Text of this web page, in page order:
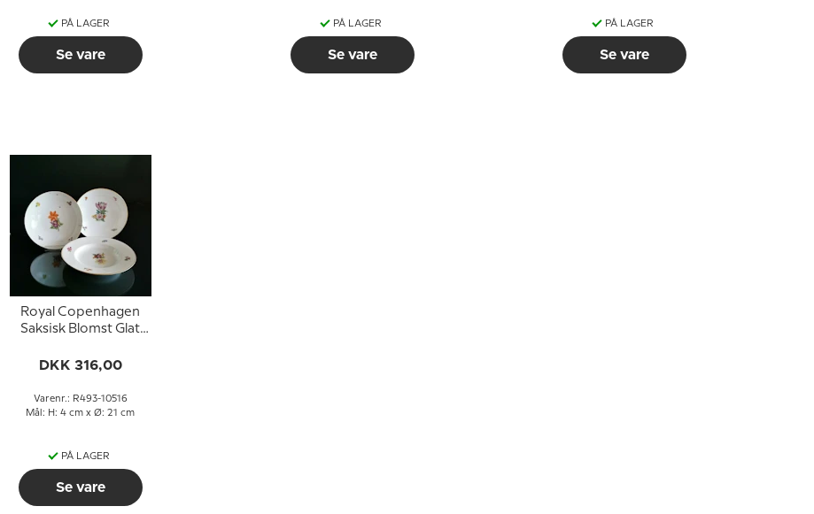
PÅ LAGER
Se vare
PÅ LAGER
Se vare
PÅ LAGER
Se vare
Royal Copenhagen
Saksisk Blomst Glat
10516
DKK 316,00
Varenr.: R493-10516
Mål: H: 4 cm x Ø: 21 cm
PÅ LAGER
Se vare